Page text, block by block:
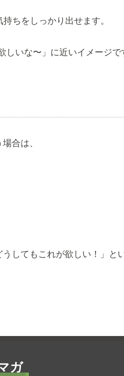
ちをしっかり出せます。
いな〜」に近いイメージで
合は、
してもこれが欲しい！」と
ガ